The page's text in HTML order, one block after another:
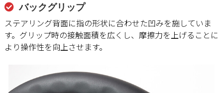
バックグリップ
ステアリング背面に指の形状に合わせた凹みを施していま
す。グリップ時の接触面積を広くし、摩擦力を上げることに
より操作性を向上させます。